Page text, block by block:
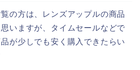
の方は、レンズアップルの商品
いますが、タイムセールなどで
が少しでも安く購入できたらい